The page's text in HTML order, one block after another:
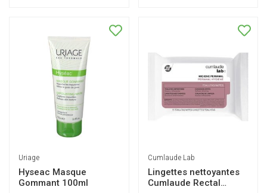
Uriage
Hyseac Masque
Gommant 100ml
Cumlaude Lab
Lingettes nettoyantes
Cumlaude Rectal